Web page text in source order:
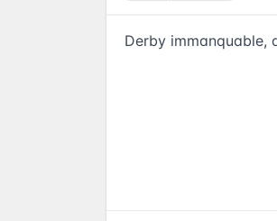
Derby immanquable,